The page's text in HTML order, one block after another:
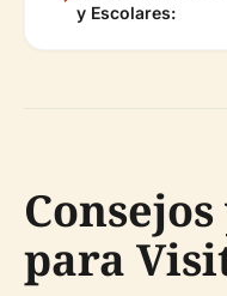
y Escolares:
para